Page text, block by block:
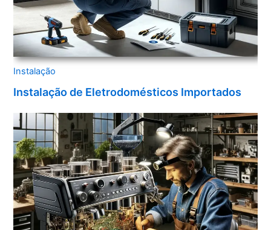
Instalação
Instalação de Eletrodomésticos Importados